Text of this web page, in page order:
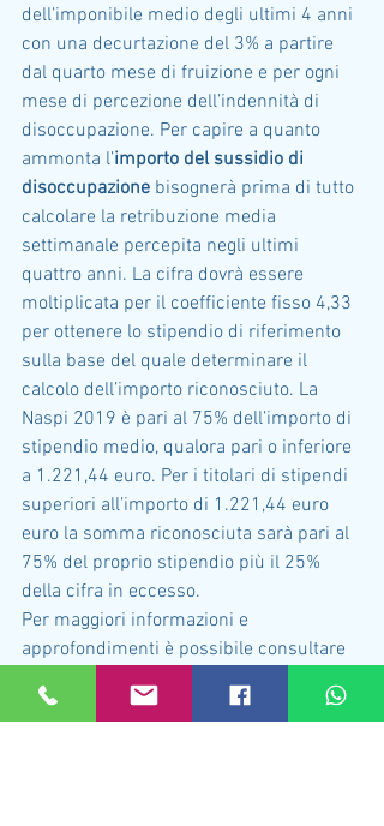
dell’imponibile medio degli ultimi 4 anni
con una decurtazione del 3% a partire
dal quarto mese di fruizione e per ogni
mese di percezione dell’indennità di
disoccupazione. Per capire a quanto
ammonta l’importo del sussidio di
disoccupazione bisognerà prima di tutto
calcolare la retribuzione media
settimanale percepita negli ultimi
quattro anni. La cifra dovrà essere
moltiplicata per il coefficiente fisso 4,33
per ottenere lo stipendio di riferimento
sulla base del quale determinare il
calcolo dell’importo riconosciuto. La
Naspi 2019 è pari al 75% dell’importo di
stipendio medio, qualora pari o inferiore
a 1.221,44 euro. Per i titolari di stipendi
superiori all’importo di 1.221,44 euro
euro la somma riconosciuta sarà pari al
75% del proprio stipendio più il 25%
della cifra in eccesso.
Per maggiori informazioni e
approfondimenti è possibile consultare
la nostra pagina dedicata alla
indennità di disoccupazione